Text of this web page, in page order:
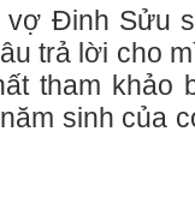
vợ Đinh Sửu
trả lời cho
tham khảo
sinh của